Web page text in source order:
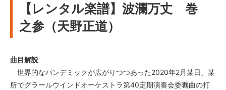
【レンタル楽譜】波瀾万丈 巻
之参（天野正道）
曲目解説
世界的なパンデミックが広がりつつあった2020年2月某日、某
所でグラールウインドオーケストラ第40定期演奏会委嘱曲の打